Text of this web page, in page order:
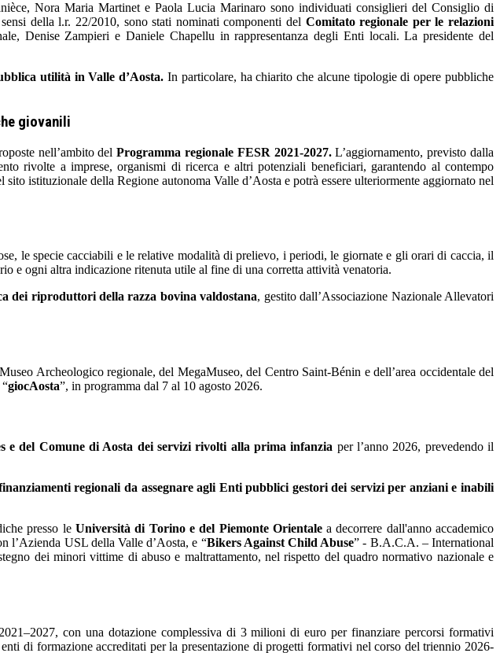
Nora Maria Martinet e Paola Lucia Marinaro sono individuati consiglieri del Consiglio di
della l.r. 22/2010, sono stati nominati componenti del Comitato regionale per le relazioni
Denise Zampieri e Daniele Chapellu in rappresentanza degli Enti locali. La presidente del
utilità in Valle d’Aosta. In particolare, ha chiarito che alcune tipologie di opere pubbliche
giovanili
nell’ambito delProgramma regionale FESR 2021‑2027.L’aggiornamento, previsto dalla
rivolte a imprese, organismi di ricerca e altri potenziali beneficiari, garantendo al contempo
istituzionale della Regione autonoma Valle d’Aosta e potrà essere ulteriormente aggiornato nel
le specie cacciabili e le relative modalità di prelievo, i periodi, le giornate e gli orari di caccia, il
e ogni altra indicazione ritenuta utile al fine di una corretta attività venatoria.
dei riproduttori della razza bovina valdostana, gestito dall’Associazione Nazionale Allevatori
Archeologico regionale, del MegaMuseo, del Centro Saint-Bénin e dell’area occidentale del
giocAosta”, in programma dal 7 al 10 agosto 2026.
e del Comune di Aosta dei servizi rivolti alla prima infanzia per l’anno 2026, prevedendo il
regionali da assegnare agli Enti pubblici gestori dei servizi per anziani e inabili
presso leUniversità di Torino e del Piemonte Orientalea decorrere dall'anno accademico
l’Azienda USL della Valle d’Aosta, e “Bikers Against Child Abuse” - B.A.C.A. – International
dei minori vittime di abuso e maltrattamento, nel rispetto del quadro normativo nazionale e
con una dotazione complessiva di 3 milioni di euro per finanziare percorsi formativi
di formazione accreditati per la presentazione di progetti formativi nel corso del triennio 2026-